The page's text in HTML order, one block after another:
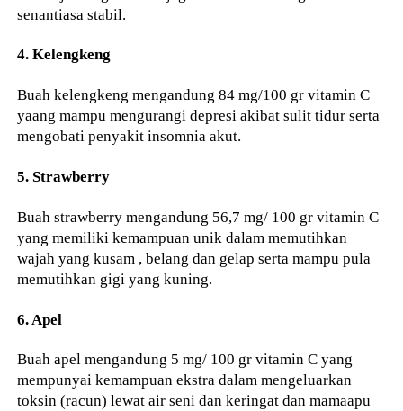
senantiasa stabil.
4. Kelengkeng
Buah kelengkeng mengandung 84 mg/100 gr vitamin C
yaang mampu mengurangi depresi akibat sulit tidur serta
mengobati penyakit insomnia akut.
5. Strawberry
Buah strawberry mengandung 56,7 mg/ 100 gr vitamin C
yang memiliki kemampuan unik dalam memutihkan
wajah yang kusam , belang dan gelap serta mampu pula
memutihkan gigi yang kuning.
6. Apel
Buah apel mengandung 5 mg/ 100 gr vitamin C yang
mempunyai kemampuan ekstra dalam mengeluarkan
toksin (racun) lewat air seni dan keringat dan mamaapu